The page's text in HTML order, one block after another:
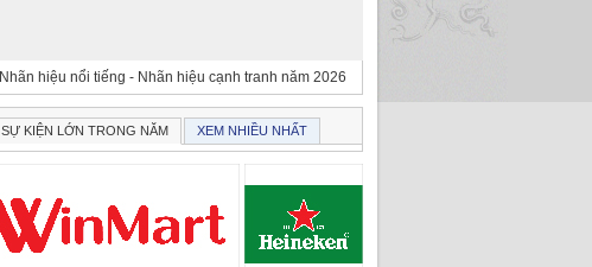
Nhãn hiệu nổi tiếng - Nhãn hiệu cạnh tranh năm 2026
SỰ KIỆN LỚN TRONG NĂM XEM NHIỀU NHẤT